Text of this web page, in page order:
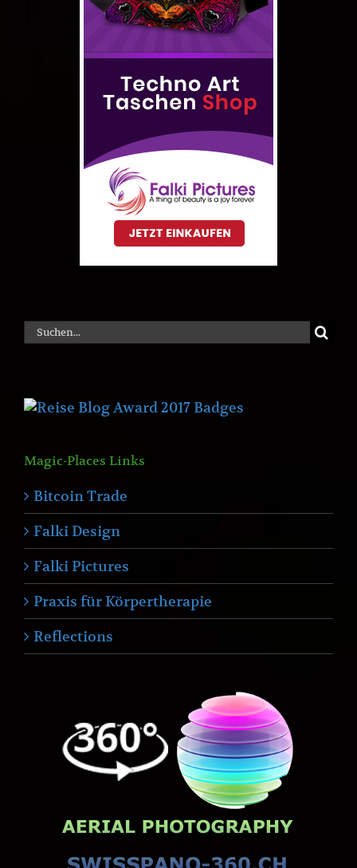
Suche
nach:
Magic-Places Links
Bitcoin Trade
Falki Design
Falki Pictures
Praxis für Körpertherapie
Reflections